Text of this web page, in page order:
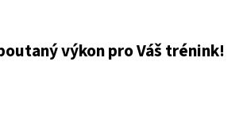
výkon pro Váš trénink!